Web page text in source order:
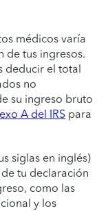
médicos varía
de tus ingresos.
deducir el total
no
su ingreso bruto
A del IRS para
siglas en inglés)
tu declaración
como las
y los